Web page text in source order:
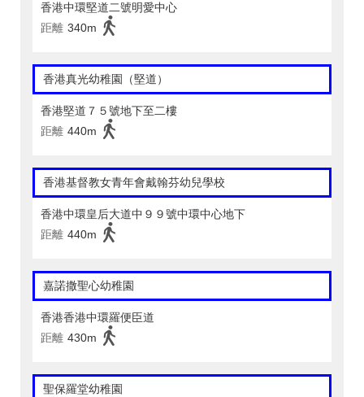
香港中環堅道二號明愛中心
距離 340m
香港真光幼稚園（堅道）
香港堅道７５號地下至二樓
距離 440m
香港基督教女青年會戴翰芬幼兒學校
香港中環皇后大道中９９號中環中心地下
距離 440m
嘉諾撒聖心幼稚園
香港香港中環羅便臣道
距離 430m
聖保羅堂幼稚園